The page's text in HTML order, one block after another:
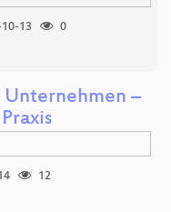
13
0
–
12